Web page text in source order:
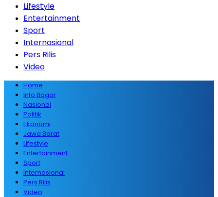
Lifestyle
Entertainment
Sport
Internasional
Pers Rilis
Video
Home
Info Bogor
Nasional
Politik
Ekonomi
Jawa Barat
Lifestyle
Entertainment
Sport
Internasional
Pers Rilis
Video